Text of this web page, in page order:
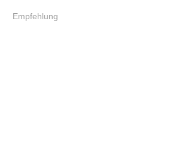
Empfehlung